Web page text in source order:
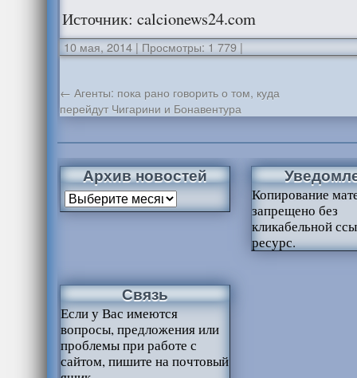
Источник: calcionews24.com
10 мая, 2014 | Просмотры: 1 779|
← Агенты: пока рано говорить о том, куда
перейдут Чигарини и Бонавентура
Архив новостей
Копирование
запрещено без
кликабельной
ресурс.
Связь
Если у Вас имеются
вопросы, предложения или
проблемы при работе с
сайтом, пишите на почтовый